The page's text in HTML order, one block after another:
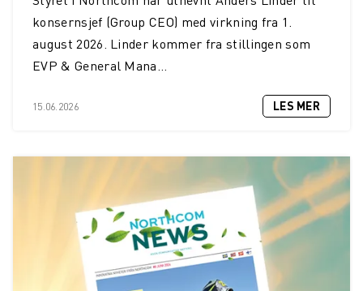
konsernsjef (Group CEO) med virkning fra 1.
august 2026. Linder kommer fra stillingen som
EVP & General Mana...
15.06.2026 LES MER